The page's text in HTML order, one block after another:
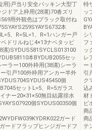
用)戸当り安全パッキン大型丁
ドア上枠用(28溝)70沓ズリ
用外観色はブラック取付ね
本
、R=5L=1、R=1ハンガー戸
ドリルねじ4×13ナベタッピ
溝)SYDUS581SYCLS013100
本BYDUB2055セッ
ーラー100外枠用(38溝)シーラ
引戸100外枠用アンカー半外
個
セットL=5、R=5ガラス
ナー20×31×50無目結露排水
個SYDUS00350個
ガード
ードフラップヒンジガードフ
特
ッ
シ
フ
ッ
レ
ー
引
ク
込
材
ピ
商
商
テ